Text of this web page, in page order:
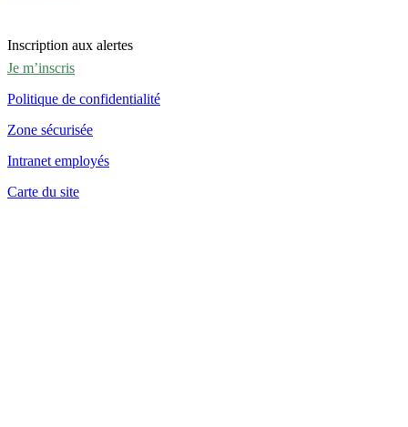
Inscription aux alertes
Je m’inscris
Politique de confidentialité
Zone sécurisée
Intranet employés
Carte du site